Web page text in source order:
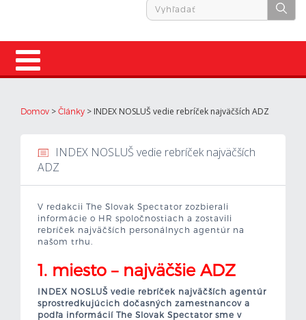
Uchádzači
Zamestnávatelia
O nás
Domov > Články > INDEX NOSLUŠ vedie rebríček najväčších ADZ
INDEX NOSLUŠ vedie rebríček najväčších
ADZ
V redakcii The Slovak Spectator zozbierali
informácie o HR spoločnostiach a zostavili
rebríček najväčších personálnych agentúr na
našom trhu.
1. miesto – najväčšie ADZ
INDEX NOSLUŠ vedie rebríček najväčších agentúr
sprostredkujúcich dočasných zamestnancov a
podľa informácií The Slovak Spectator sme v